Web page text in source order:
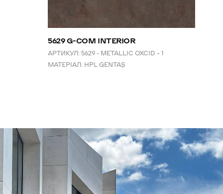
5629 G-COM INTERIOR
АРТИКУЛ: 5629 - METALLIC OXCID – 1
МАТЕРІАЛ: HPL GENTAŞ